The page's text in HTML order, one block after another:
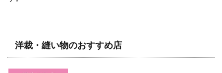
洋裁・縫い物のおすすめ店